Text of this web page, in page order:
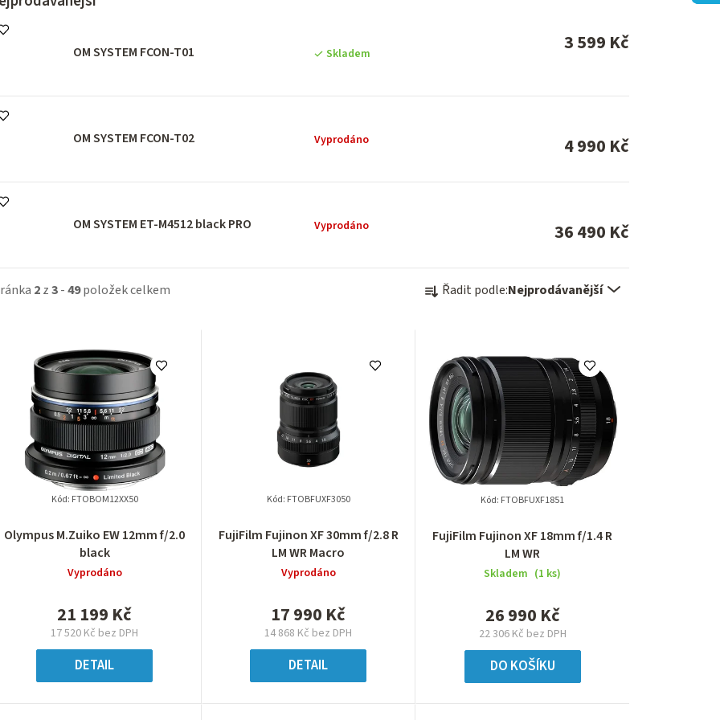
OM SYSTEM FCON-T01 Skladem 3 599 Kč
OM SYSTEM FCON-T02 Vyprodáno 4 990 Kč
OM SYSTEM ET-M4512 black PRO Vyprodáno 36 490 Kč
2z3-49položek celkem
Ř
e
n
í
p
o
ů
Řadit podle:Nejprodávanější
Olympus M.Zuiko EW 12mm f/2.0
black
Vyprodáno
17 520 Kč bez DPH
21 199 Kč
DETAIL
Kód: FTOBOM12XX50
FujiFilm Fujinon XF 30mm f/2.8 R
LM WR Macro
Vyprodáno
14 868 Kč bez DPH
17 990 Kč
DETAIL
Kód: FTOBFUXF3050
FujiFilm Fujinon XF 18mm f/1.4 R
LM WR
Skladem (1 ks)
22 306 Kč bez DPH
26 990 Kč
DO KOŠÍKU
Kód: FTOBFUXF1851